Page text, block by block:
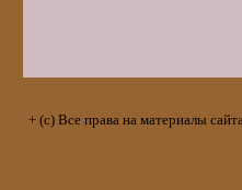
+ (с) Все права на материалы